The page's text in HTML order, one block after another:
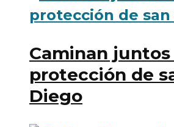
Caminan juntos
protección de
Diego